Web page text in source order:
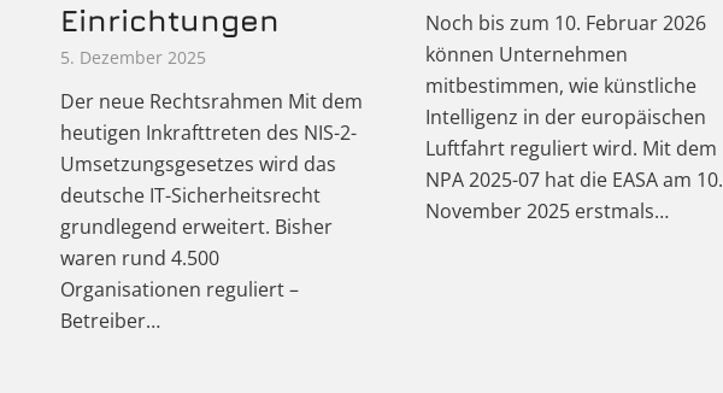
Einrichtungen
5. Dezember 2025
Der neue Rechtsrahmen Mit dem
heutigen Inkrafttreten des NIS-2-
Umsetzungsgesetzes wird das
deutsche IT-Sicherheitsrecht
grundlegend erweitert. Bisher
waren rund 4.500
Organisationen reguliert –
Betreiber…
Noch bis zum 10. Februar 2026
können Unternehmen
mitbestimmen, wie künstliche
Intelligenz in der europäischen
Luftfahrt reguliert wird. Mit dem
NPA 2025-07 hat die EASA am 10.
November 2025 erstmals…